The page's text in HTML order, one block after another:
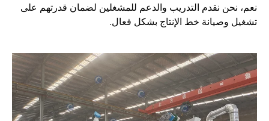
نعم، نحن نقدم التدريب والدعم للمشغلين لضمان قدرتهم على
تشغيل وصيانة خط الإنتاج بشكل فعال.